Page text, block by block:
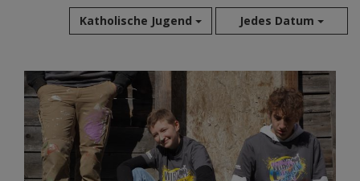
Katholische Jugend Jedes Datum
Aug 2026
Jul 2026
Jun 2026
Mai 2026
Apr 2026